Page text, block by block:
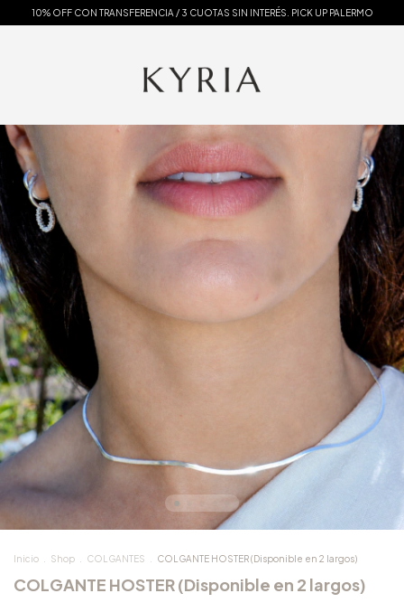
10% OFF CON TRANSFERENCIA / 3 CUOTAS SIN INTERÉS. PICK UP PALERMO
Inicio Shop COLGANTES COLGANTE HOSTER (Disponible en 2 largos)
COLGANTE HOSTER (Disponible en 2 largos)